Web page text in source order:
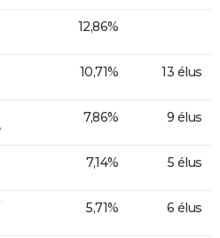
12,86%
10,71% 13 élus
7,86% 9 élus
7,14% 5 élus
5,71% 6 élus